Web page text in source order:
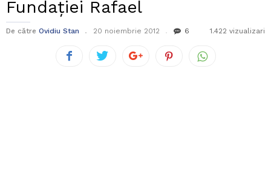
Fundației Rafael
De către Ovidiu Stan 20 noiembrie 2012 6 1.422 vizualizari